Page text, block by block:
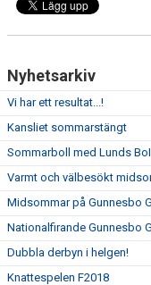
Nyhetsarkiv
Vi har ett resultat...!
Kansliet sommarstängt
Sommarboll med Lunds
Varmt och välbesökt
Midsommar på Gunnesbo
Nationalfirande Gunnesbo
Dubbla derbyn i helgen!
Knattespelen F2018